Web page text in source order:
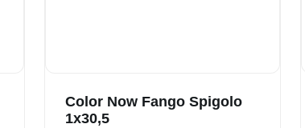
Color Now Fango Spigolo
1x30,5